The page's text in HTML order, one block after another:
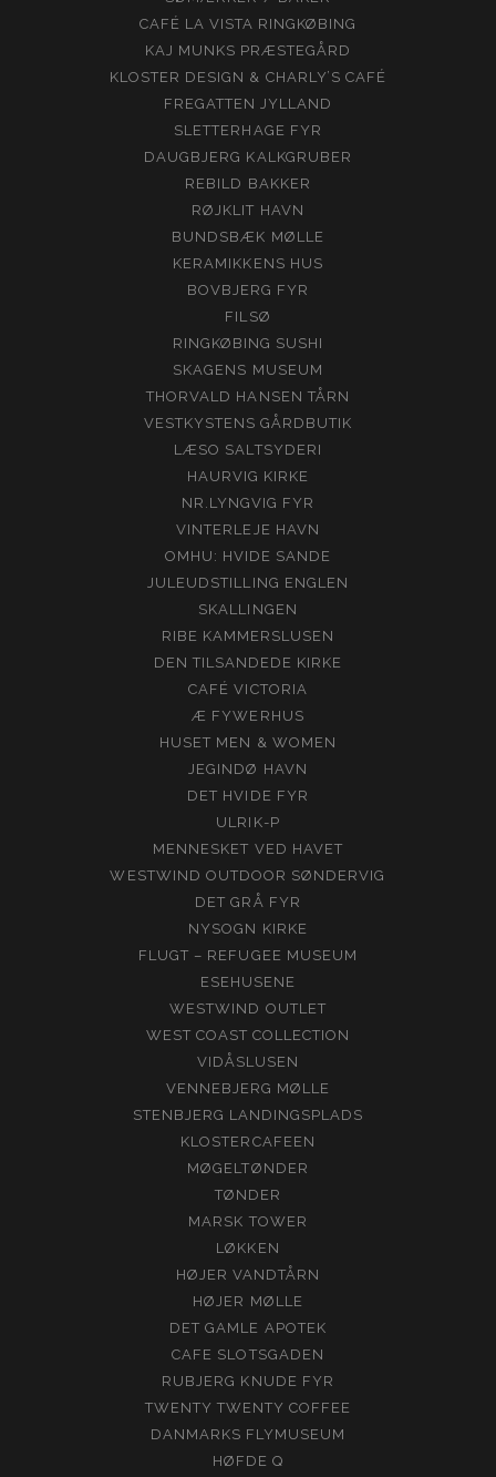
CAFÉ LA VISTA RINGKØBING
KAJ MUNKS PRÆSTEGÅRD
KLOSTER DESIGN & CHARLY’S CAFÉ
FREGATTEN JYLLAND
SLETTERHAGE FYR
DAUGBJERG KALKGRUBER
REBILD BAKKER
RØJKLIT HAVN
BUNDSBÆK MØLLE
KERAMIKKENS HUS
BOVBJERG FYR
FILSØ
RINGKØBING SUSHI
SKAGENS MUSEUM
THORVALD HANSEN TÅRN
VESTKYSTENS GÅRDBUTIK
LÆSO SALTSYDERI
HAURVIG KIRKE
NR.LYNGVIG FYR
VINTERLEJE HAVN
OMHU: HVIDE SANDE
JULEUDSTILLING ENGLEN
SKALLINGEN
RIBE KAMMERSLUSEN
DEN TILSANDEDE KIRKE
CAFÉ VICTORIA
Æ FYWERHUS
HUSET MEN & WOMEN
JEGINDØ HAVN
DET HVIDE FYR
ULRIK-P
MENNESKET VED HAVET
WESTWIND OUTDOOR SØNDERVIG
DET GRÅ FYR
NYSOGN KIRKE
FLUGT – REFUGEE MUSEUM
ESEHUSENE
WESTWIND OUTLET
WEST COAST COLLECTION
VIDÅSLUSEN
VENNEBJERG MØLLE
STENBJERG LANDINGSPLADS
KLOSTERCAFEEN
MØGELTØNDER
TØNDER
MARSK TOWER
LØKKEN
HØJER VANDTÅRN
HØJER MØLLE
DET GAMLE APOTEK
CAFE SLOTSGADEN
RUBJERG KNUDE FYR
TWENTY TWENTY COFFEE
DANMARKS FLYMUSEUM
HØFDE Q